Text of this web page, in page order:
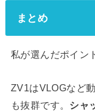
まとめ
私が選んだポイン
ZV1はVLOGなど
も抜群です。 シャ